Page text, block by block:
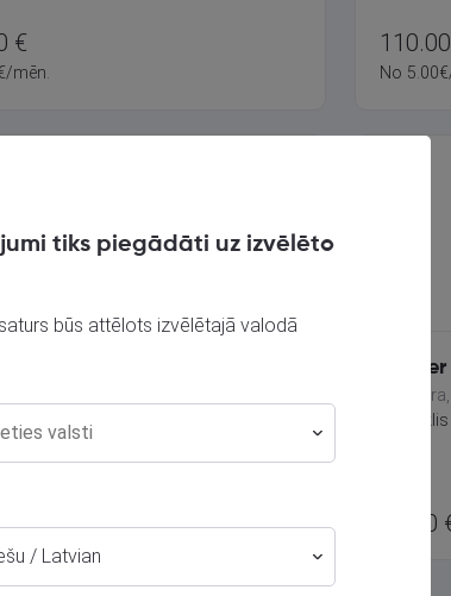
€
/mēn.
110.00
No 5.00€
M79364
45.00
tiks piegādāti uz izvēlēto
būs attēlots izvēlētajā valodā
/ Latvian